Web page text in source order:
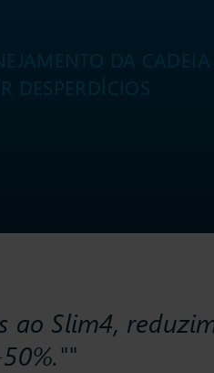
DA CADEIA
DESPERDÍCIOS
ao Slim4,